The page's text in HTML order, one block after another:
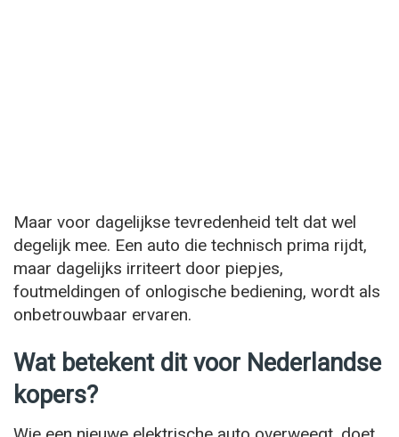
Maar voor dagelijkse tevredenheid telt dat wel
degelijk mee. Een auto die technisch prima rijdt,
maar dagelijks irriteert door piepjes,
foutmeldingen of onlogische bediening, wordt als
onbetrouwbaar ervaren.
Wat betekent dit voor Nederlandse
kopers?